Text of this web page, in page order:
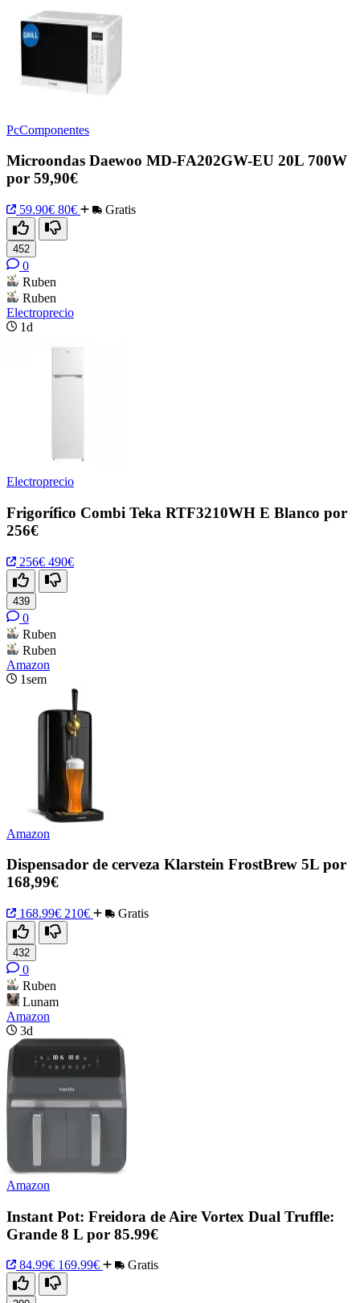
PcComponentes
Microondas Daewoo MD-FA202GW-EU 20L 700W
por 59,90€
59.90€ 80€ Gratis
452
0
Ruben
Ruben
Electroprecio
1d
Electroprecio
Frigorífico Combi Teka RTF3210WH E Blanco por
256€
256€ 490€
439
0
Ruben
Ruben
Amazon
1sem
Amazon
Dispensador de cerveza Klarstein FrostBrew 5L por
168,99€
168.99€ 210€ Gratis
432
0
Ruben
Lunam
Amazon
3d
Amazon
Instant Pot: Freidora de Aire Vortex Dual Truffle:
Grande 8 L por 85.99€
84.99€ 169.99€ Gratis